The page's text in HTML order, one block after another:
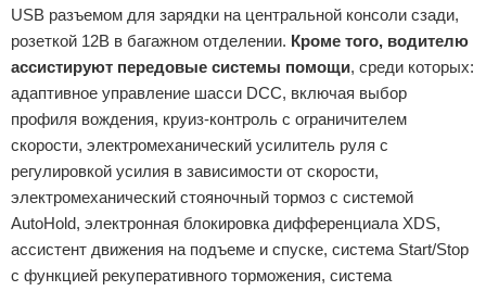
USB разъемом для зарядки на центральной консоли сзади,
розеткой 12B в багажном отделении. Кроме того, водителю
ассистируют передовые системы помощи, среди которых:
адаптивное управление шасси DCC, включая выбор
профиля вождения, круиз-контроль с ограничителем
скорости, электромеханический усилитель руля с
регулировкой усилия в зависимости от скорости,
электромеханический стояночный тормоз с системой
AutoHold, электронная блокировка дифференциала XDS,
ассистент движения на подъеме и спуске, система Start/Stop
с функцией рекуперативного торможения, система